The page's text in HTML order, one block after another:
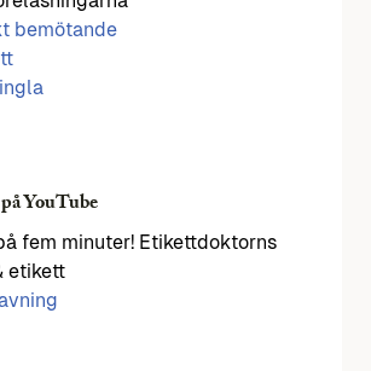
bemötande
YouTube
fem minuter! Etikettdoktorns
etikett